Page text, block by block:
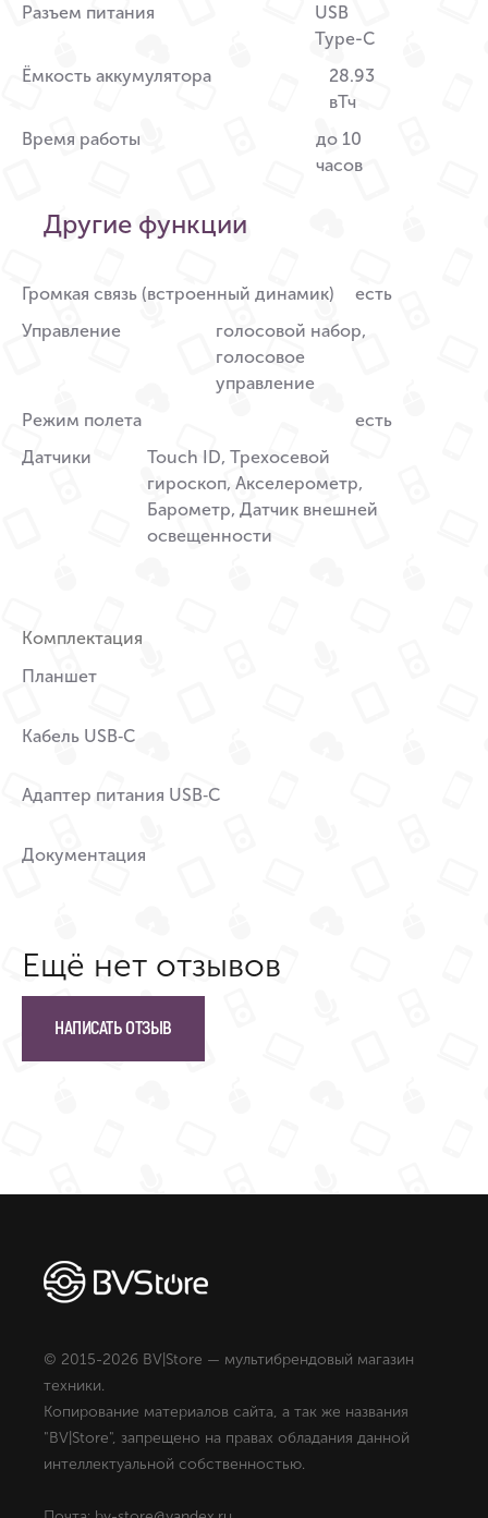
Разъем питания
USB
Type-C
Ёмкость аккумулятора
28.93
вТч
Время работы
до 10
часов
Другие функции
Громкая связь (встроенный динамик)
есть
Управление
голосовой набор,
голосовое
управление
Режим полета
есть
Датчики
Touch ID, Трехосевой
гироскоп, Акселерометр,
Барометр, Датчик внешней
освещенности
Комплектация
Планшет
Кабель USB‑C
Адаптер питания USB‑C
Документация
Ещё нет отзывов
НАПИСАТЬ ОТЗЫВ
© 2015-2026 BV|Store — мультибрендовый магазин
техники.
Копирование материалов сайта, а так же названия
"BV|Store", запрещено на правах обладания данной
интеллектуальной собственностью.